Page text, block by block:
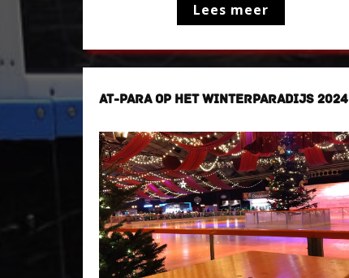
Lees meer
AT-PARA OP HET WINTERPARADIJS 2024